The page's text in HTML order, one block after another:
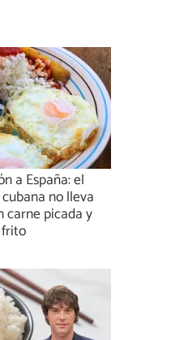
a España: el
no lleva
carne picada y